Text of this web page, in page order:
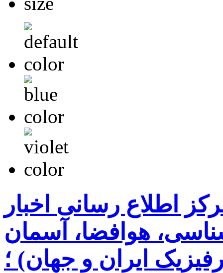
اطلاع رسانی اخبار
هوافضا، آسمان
ایران و جهان) ؛